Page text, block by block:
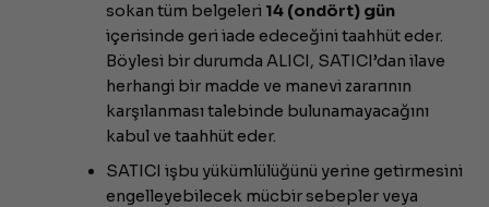
sokan tüm belgeleri 14 (ondört) gün
içerisinde geri iade edeceğini taahhüt eder.
Böylesi bir durumda ALICI, SATICI’dan ilave
herhangi bir madde ve manevi zararının
karşılanması talebinde bulunamayacağını
kabul ve taahhüt eder.
SATICI işbu yükümlülüğünü yerine getirmesini
engelleyebilecek mücbir sebepler veya